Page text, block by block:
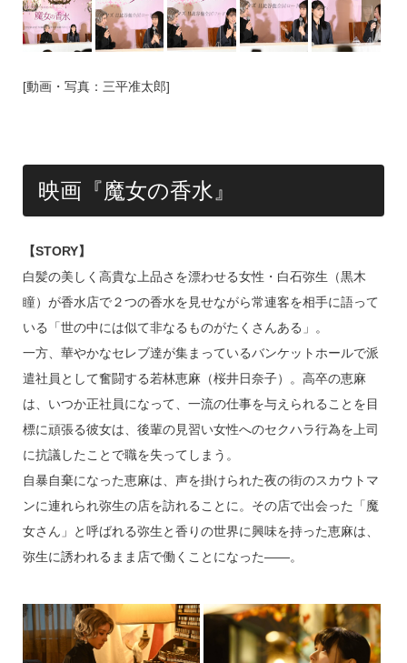
[動画・写真：三平准太郎]
映画『魔女の香水』
【STORY】
白髪の美しく高貴な上品さを漂わせる女性・白石弥生（黒木
瞳）が香水店で２つの香水を見せながら常連客を相手に語って
いる「世の中には似て非なるものがたくさんある」。
一方、華やかなセレブ達が集まっているバンケットホールで派
遣社員として奮闘する若林恵麻（桜井日奈子）。高卒の恵麻
は、いつか正社員になって、一流の仕事を与えられることを目
標に頑張る彼女は、後輩の見習い女性へのセクハラ行為を上司
に抗議したことで職を失ってしまう。
自暴自棄になった恵麻は、声を掛けられた夜の街のスカウトマ
ンに連れられ弥生の店を訪れることに。その店で出会った「魔
女さん」と呼ばれる弥生と香りの世界に興味を持った恵麻は、
弥生に誘われるまま店で働くことになった――。